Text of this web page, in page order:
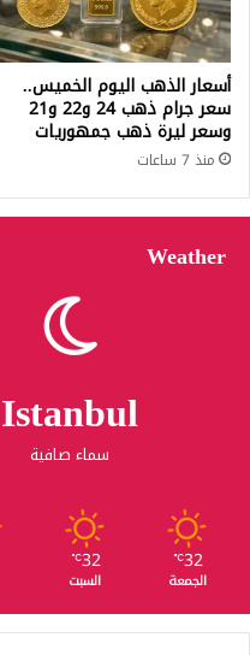
أسعار الذهب اليوم الخميس..
سعر جرام ذهب 24 و22 و21
وسعر ليرة ذهب جمهوريات
منذ 7 ساعات
Weather
Istanbul
سماء صافية
32
℃
الجمعة
32
℃
السبت